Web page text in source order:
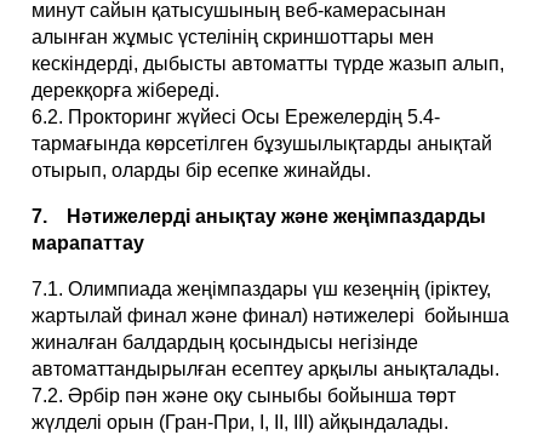
минут сайын қатысушының веб-камерасынан
алынған жұмыс үстелінің скриншоттары мен
кескіндерді, дыбысты автоматты түрде жазып алып,
дерекқорға жібереді.
6.2. Прокторинг жүйесі Осы Ережелердің 5.4-
тармағында көрсетілген бұзушылықтарды анықтай
отырып, оларды бір есепке жинайды.
7. Нәтижелерді анықтау және жеңімпаздарды
марапаттау
7.1. Олимпиада жеңімпаздары үш кезеңнің (іріктеу,
жартылай финал және финал) нәтижелері бойынша
жиналған балдардың қосындысы негізінде
автоматтандырылған есептеу арқылы анықталады.
7.2. Әрбір пән және оқу сыныбы бойынша төрт
жүлделі орын (Гран-При, I, II, III) айқындалады.